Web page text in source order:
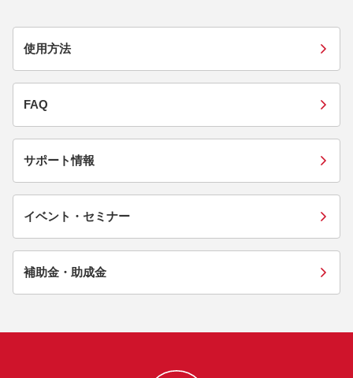
使用方法
FAQ
サポート情報
イベント・セミナー
補助金・助成金